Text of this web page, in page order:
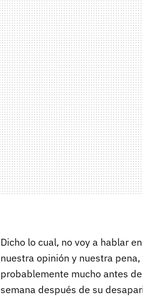
Dicho lo cual, no voy a hablar
nuestra opinión y nuestra
probablemente mucho antes
semana después de su